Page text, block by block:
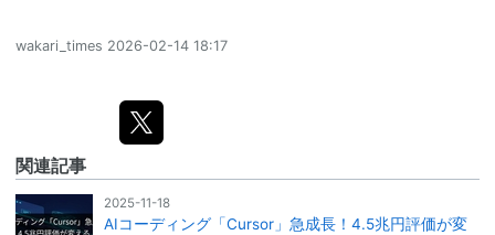
wakari_times 2026-02-14 18:17
関連記事
2025-11-18
AIコーディング「Cursor」急成長！4.5兆円評価が変